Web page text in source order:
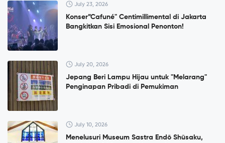
July 23, 2026
Konser”Cafuné" Centimillimental di Jakarta
Bangkitkan Sisi Emosional Penonton!
July 20, 2026
Jepang Beri Lampu Hijau untuk "Melarang"
Penginapan Pribadi di Pemukiman
July 10, 2026
Menelusuri Museum Sastra Endō Shūsaku,